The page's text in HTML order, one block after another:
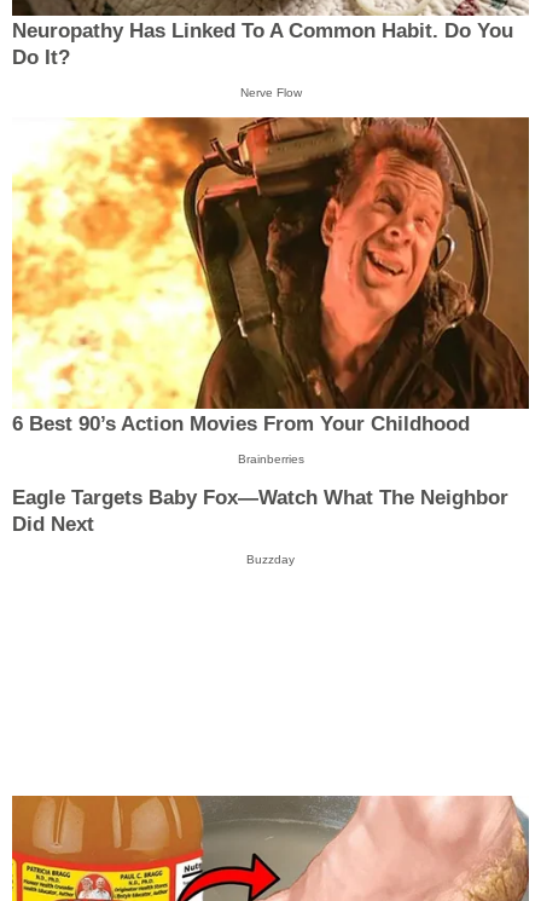
Neuropathy Has Linked To A Common Habit. Do You
Do It?
Nerve Flow
6 Best 90’s Action Movies From Your Childhood
Brainberries
Eagle Targets Baby Fox—Watch What The Neighbor
Did Next
Buzzday